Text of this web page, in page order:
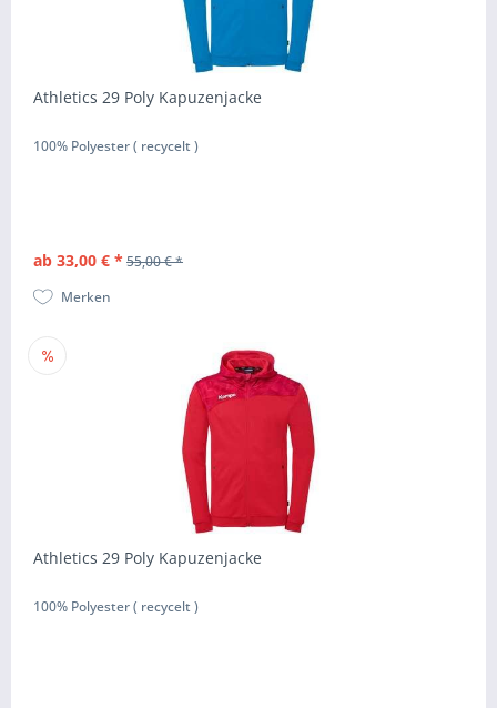
Athletics 29 Poly Kapuzenjacke
100% Polyester ( recycelt )
ab 33,00 € * 55,00 € *
Merken
Athletics 29 Poly Kapuzenjacke
100% Polyester ( recycelt )